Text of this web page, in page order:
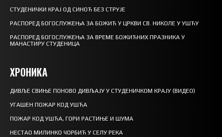
СТУДЕНИЧКИ КРАЈ ОД СИНОЋ БЕЗ СТРУЈЕ
РАСПОРЕД БОГОСЛУЖЕЊА ЗА БОЖИЋ У ЦРКВИ СВ. НИКОЛЕ У УШЋУ
РАСПОРЕД БОГОСЛУЖЕЊА ЗА ВРЕМЕ БОЖИЋНИХ ПРАЗНИКА У
МАНАСТИРУ СТУДЕНИЦА
ХРОНИКА
ДИВЉЕ СВИЊЕ ПОНОВО ДИВЉАЈУ У СТУДЕНИЧКОМ КРАЈУ (ВИДЕО)
УГАШЕН ПОЖАР КОД УШЋА
ПОЖАР КОД УШЋА, ГОРИ РАСТИЊЕ И ШУМА
НЕСТАО МИЛИНКО ЧОРБИЋ У СЕЛУ РЕКА